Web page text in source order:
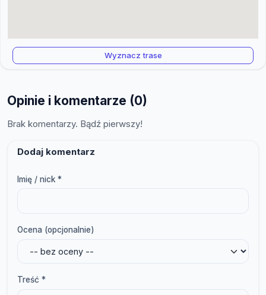
Wyznacz trase
Opinie i komentarze (0)
Brak komentarzy. Bądź pierwszy!
Dodaj komentarz
Imię / nick *
Ocena (opcjonalnie)
Treść *